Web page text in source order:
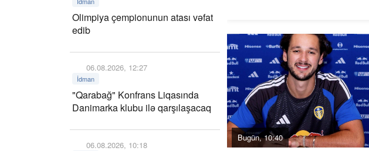
Olimpiya çempionunun atası vəfat
edib
06.08.2026, 12:27
İdman
"Qarabağ" Konfrans Liqasında
Danimarka klubu ilə qarşılaşacaq
06.08.2026, 10:18
Bugün, 10:40